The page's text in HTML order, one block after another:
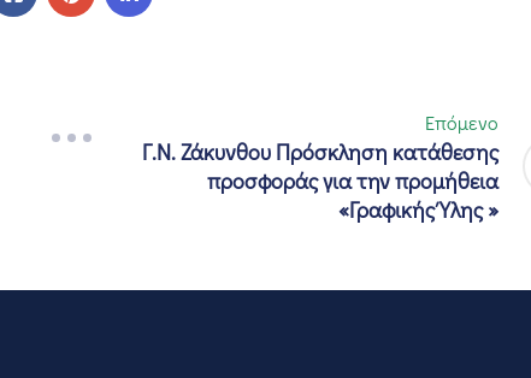
Επόμενο
Γ.Ν. Ζάκυνθου Πρόσκληση κατάθεσης
προσφοράς για την προμήθεια
«Γραφικής Ύλης »